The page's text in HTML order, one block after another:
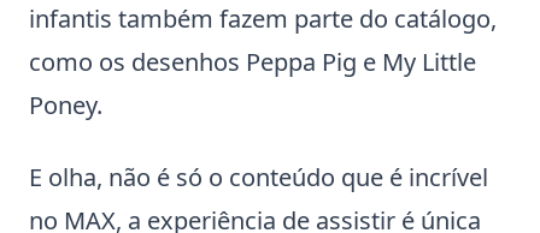
infantis também fazem parte do catálogo,
como os desenhos Peppa Pig e My Little
Poney.
E olha, não é só o conteúdo que é incrível
no MAX, a experiência de assistir é única